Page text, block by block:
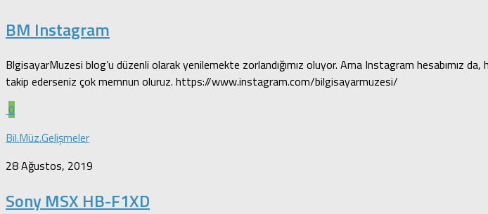
BM Instagram
BlgisayarMuzesi blog’u düzenli olarak yenilemekte zorlandığımız oluyor. Ama Instagram hesabımız
takip ederseniz çok memnun oluruz. https://www.instagram.com/bilgisayarmuzesi/
0
Bil.Müz.Gelişmeler
28 Ağustos, 2019
Sony MSX HB-F1XD